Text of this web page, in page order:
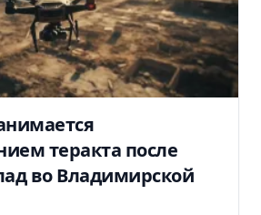
теракта после
во Владимирской